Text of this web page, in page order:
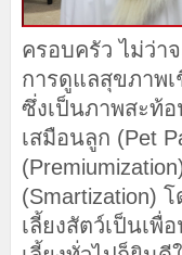
ครอบครัว ไม่ว่า
การดูแลสุขภาพเ
ซึ่งเป็นภาพสะท้
เสมือนลูก (Pet
(Smartization)
เลี้ยงสัตว์เป็นเพื่